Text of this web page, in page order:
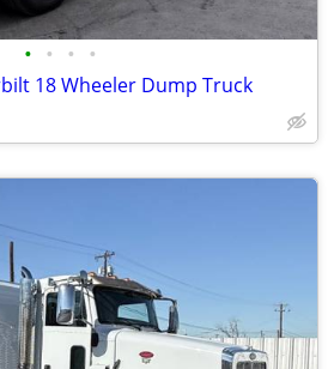
• • • •
18 Wheeler Dump Truck